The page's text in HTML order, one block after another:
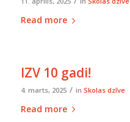
Read more
IZV 10 gadi!
4. marts, 2025 / in Skolas dzīve
Read more